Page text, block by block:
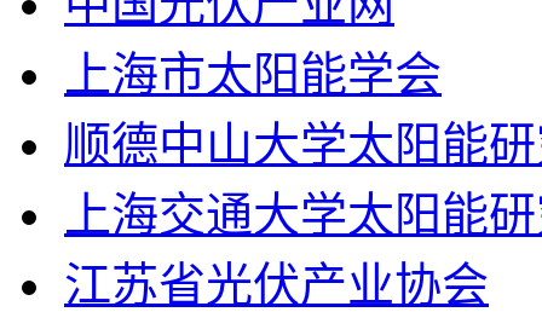
上海市太阳能学会
顺德中山大学太阳能
上海交通大学太阳能
江苏省光伏产业协会